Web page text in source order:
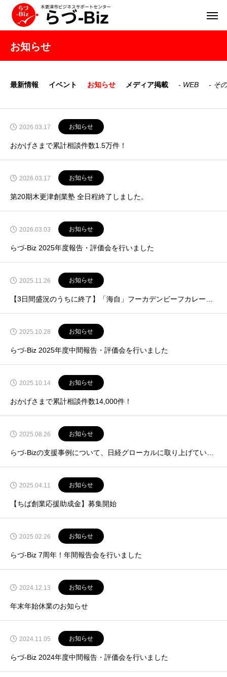
お知らせ
最新情報 イベント お知らせ メディア掲載 WEB そ
2026.03.17 お知らせ
おかげさまで累計相談件数1.5万件！
2026.03.17 お知らせ
第20期木更津創業塾 全日程終了しました。
2026.03.03 お知らせ
らづ-Biz 2025年度報告・評価会を行いました
2025.11.26 お知らせ
2025.10.28 お知らせ
らづ-Biz 2025年度中間報告・評価会を行いました
2025.10.14 お知らせ
おかげさまで累計相談件数14,000件！
2025.08.26 お知らせ
2025.04.11 お知らせ
【ちば創業応援助成金】募集開始
2025.02.26 お知らせ
らづ-Biz 7周年！年間報告会を行いました
2024.12.13 お知らせ
年末年始休業のお知らせ
2024.11.05 お知らせ
らづ-Biz 2024年度中間報告・評価会を行いました